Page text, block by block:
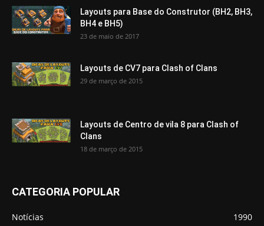
Layouts para Base do Construtor (BH2, BH3,
BH4 e BH5)
23 de maio de 2017
Layouts de CV7 para Clash of Clans
29 de março de 2015
Layouts de Centro de vila 8 para Clash of
Clans
18 de março de 2015
CATEGORIA POPULAR
Notícias 1990